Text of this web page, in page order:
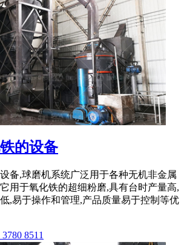
的设备
备,球磨机系统广泛用于各种无机非金属
用于氧化铁的超细粉磨,具有台时产量高,
,易于操作和管理,产品质量易于控制等优
8511